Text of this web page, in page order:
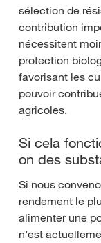
sélection de
contribution
nécessitent
protection
favorisant les
pouvoir
agricoles.
Si cela
on des
Si nous
rendement le
alimenter une
n’est